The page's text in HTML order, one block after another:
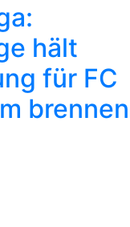
hält
für FC
brennen